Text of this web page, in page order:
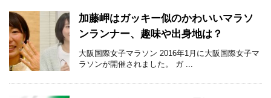
加藤岬はガッキー似のかわいいマラソ
ンランナー、趣味や出身地は？
大阪国際女子マラソン 2016年1月に大阪国際女子マ
ラソンが開催されました。 ガ ...